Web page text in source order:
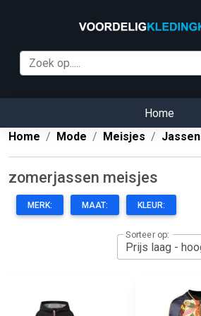
Home
Home
Mode Meisjes Jassen
zomerjassen meisjes
MERK: MAAT: KLEUR:
Sorteer op: